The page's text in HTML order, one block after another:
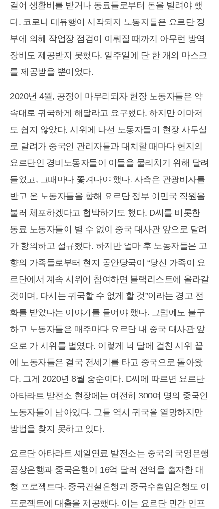
걸어 생활비를 받거나 동료들로부터 돈을 빌려야 했
다. 코로나 대유행이 시작되자 노동자들은 요르단 정
부에 의해 작업장 점검이 이뤄질 때까지 아무런 방역
장비도 제공받지 못했다. 일주일에 단 한 개의 마스크
를 제공받을 뿐이었다.
2020년 4월, 공정이 마무리되자 현장 노동자들은 약
속대로 귀국하게 해달라고 요구했다. 하지만 이마저
도 쉽지 않았다. 시위에 나선 노동자들이 현장 사무실
로 달려가 중국인 관리자들과 대치할 때마다 현지의
요르단인 경비노동자들이 이들을 물리치기 위해 달려
들었고, 그때마다 쫓겨나야 했다. 사측은 관광비자를
받고 온 노동자들을 향해 요르단 정부 이민국 직원을
불러 체포하겠다고 협박하기도 했다. D씨를 비롯한
동료 노동자들이 별 수 없이 중국 대사관 앞으로 달려
가 항의하고 절규했다. 하지만 얼마 후 노동자들은 고
향의 가족들로부터 현지 공안당국이 “당신 가족이 요
르단에서 계속 시위에 참여하면 블랙리스트에 올라갈
것이며, 다시는 귀국할 수 없게 할 것”이라는 경고 전
화를 받았다는 이야기를 들어야 했다. 그럼에도 불구
하고 노동자들은 매주마다 요르단 내 중국 대사관 앞
으로 가 시위를 벌였다. 이렇게 넉 달에 걸친 시위 끝
에 노동자들은 결국 전세기를 타고 중국으로 돌아왔
다. 그게 2020년 8월 중순이다. D씨에 따르면 요르단
아타라트 발전소 현장에는 여전히 300여 명의 중국인
노동자들이 남아있다. 그들 역시 귀국을 열망하지만
방법을 찾지 못하고 있다.
요르단 아타라트 셰일연료 발전소는 중국의 국영은행
공상은행과 중국은행이 16억 달러 전액을 출자한 대
형 프로젝트다. 중국건설은행과 중국수출입은행도 이
프로젝트에 대출을 제공했다. 이는 요르단 민간 인프